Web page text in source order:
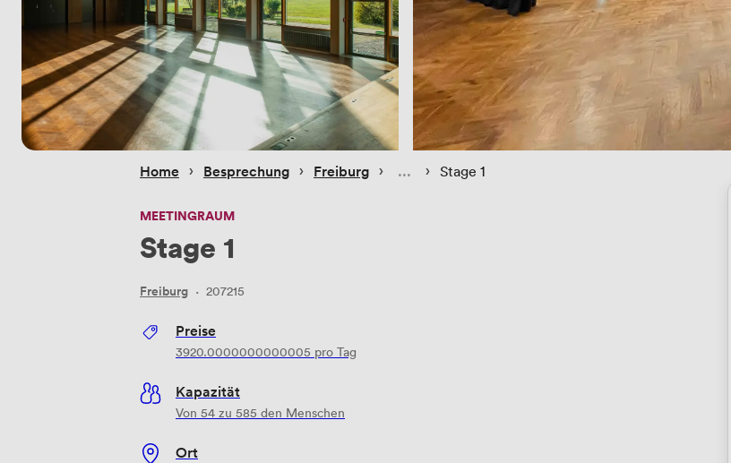
Home › Besprechung › Freiburg › › Stage 1
MEETINGRAUM
Stage 1
Freiburg · 207215
Preise
3920.0000000000005 pro Tag
Kapazität
Von 54 zu 585 den Menschen
Ort